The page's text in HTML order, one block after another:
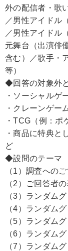
外の配信者・歌
／男性アイドル
／男性アイドル
元舞台（出演俳
含む）／歌手・
等）
◆回答の対象外
・ソーシャルゲ
・クレーンゲー
・TCG（例：ポ
・商品に特典と
ど
◆設問のテーマ
（1）調査への
（2）ご回答者
（3）ランダム
（4）ランダム
（5）ランダム
（6）ランダム
（7）ランダム